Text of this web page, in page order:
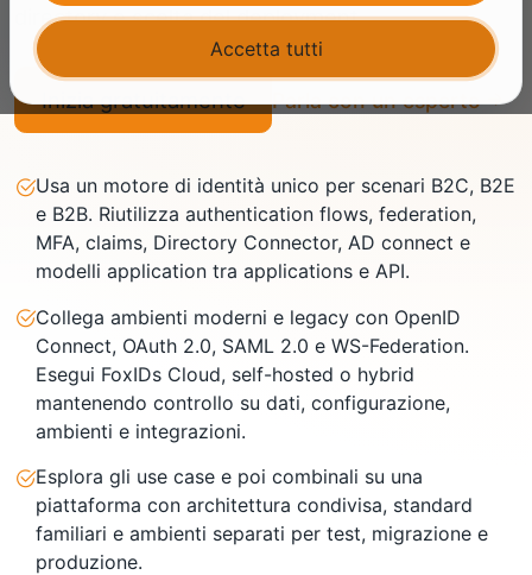
directory e scelta del deployment.
Inizia gratuitamente Parla con un esperto
Usa un motore di identità unico per scenari B2C, B2E
e B2B. Riutilizza authentication flows, federation,
MFA, claims, Directory Connector, AD connect e
modelli application tra applications e API.
Collega ambienti moderni e legacy con OpenID
Connect, OAuth 2.0, SAML 2.0 e WS-Federation.
Esegui FoxIDs Cloud, self-hosted o hybrid
mantenendo controllo su dati, configurazione,
ambienti e integrazioni.
Esplora gli use case e poi combinali su una
piattaforma con architettura condivisa, standard
familiari e ambienti separati per test, migrazione e
produzione.
Accetta tutti